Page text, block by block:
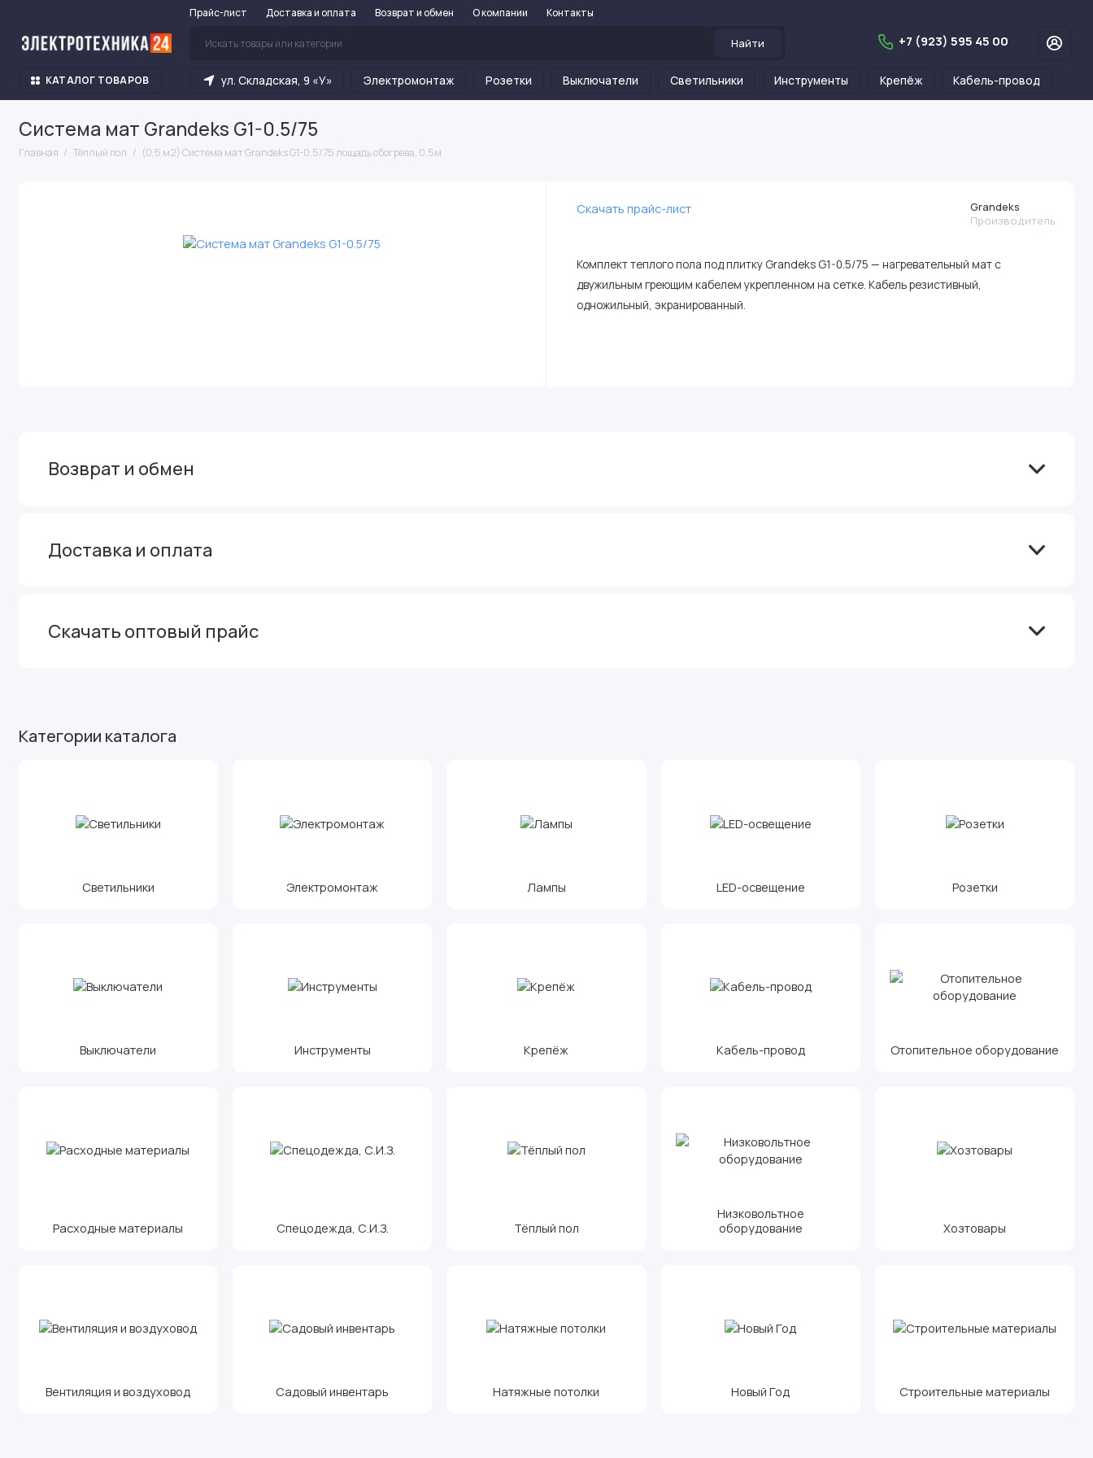
Прайс-лист Доставка и оплата Возврат и обмен О компании Контакты
Найти +7 (923) 595 45 00
КАТАЛОГ ТОВАРОВ ул. Складская, 9 «У» Электромонтаж Розетки Выключатели Светильники Инструменты Крепёж Кабель-провод
Система мат Grandeks G1-0.5/75
Главная Тёплый пол (0,5 м2) Система мат Grandeks G1-0.5/75 лощадь обогрева, 0.5м
Скачать прайс-лист
Grandeks
Производитель
Комплект теплого пола под плитку Grandeks G1-0.5/75 — нагревательный мат с
двужильным греющим кабелем укрепленном на сетке. Кабель резистивный,
одножильный, экранированный.
Возврат и обмен
Доставка и оплата
Скачать оптовый прайс
Категории каталога
Светильники Электромонтаж Лампы LED-освещение Розетки
Выключатели Инструменты Крепёж Кабель-провод Отопительное оборудование
Расходные материалы Спецодежда, С.И.З. Тёплый пол
Низковольтное
оборудование
Хозтовары
Вентиляция и воздуховод Садовый инвентарь Натяжные потолки Новый Год Строительные материалы